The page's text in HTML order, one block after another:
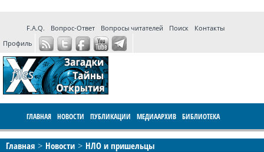
F.A.Q. Вопрос-Ответ Вопросы читателей Поиск
Контакты
Профиль
ГЛАВНАЯ НОВОСТИ ПУБЛИКАЦИИ МЕДИААРХИВ БИБЛИОТЕКА
ПРОГРАММЫ ФОРУМ LIVE
Главная Новости НЛО и пришельцы